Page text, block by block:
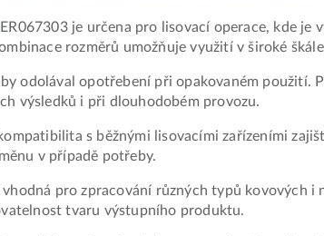
je určena pro lisovací operace, kde
rozměrů umožňuje využití v široké
odolával opotřebení při opakovaném
výsledků i při dlouhodobém provozu.
s běžnými lisovacími zařízeními
v případě potřeby.
pro zpracování různých typů kovových
tvaru výstupního produktu.